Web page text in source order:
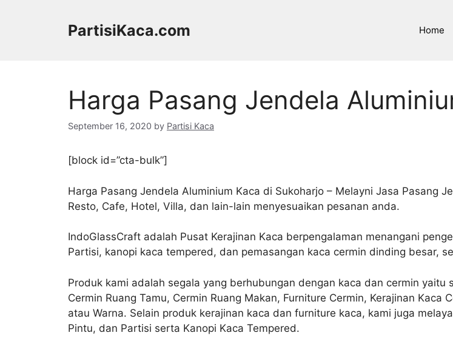
PartisiKaca.com Home
Harga Pasang Jendela
September 16, 2020 by Partisi Kaca
[block id=”cta-bulk”]
Harga Pasang Jendela Aluminium Kaca di Sukoharjo – Melayni Jasa Pasang
Resto, Cafe, Hotel, Villa, dan lain-lain menyesuaikan pesanan anda.
IndoGlassCraft adalah Pusat Kerajinan Kaca berpengalaman menangani
Partisi, kanopi kaca tempered, dan pemasangan kaca cermin dinding besar,
Produk kami adalah segala yang berhubungan dengan kaca dan cermin yaitu
Cermin Ruang Tamu, Cermin Ruang Makan, Furniture Cermin, Kerajinan
atau Warna. Selain produk kerajinan kaca dan furniture kaca, kami juga
Pintu, dan Partisi serta Kanopi Kaca Tempered.